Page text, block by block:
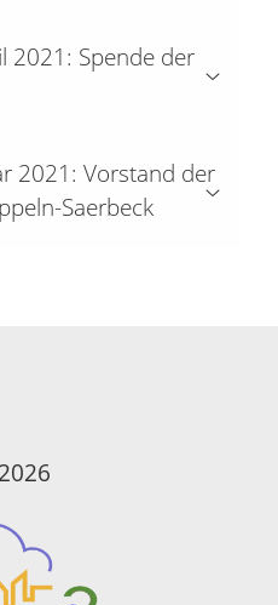
2021: Spende der
2021: Vorstand der
Saerbeck